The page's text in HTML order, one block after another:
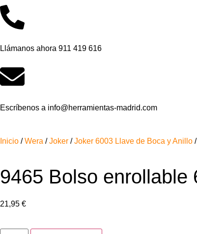
Llámanos ahora 911 419 616
Escríbenos a info@herramientas-madrid.com
Inicio /Wera /Joker /Joker 6003 Llave de Boca y Anillo
9465 Bolso enrollable
21,95 €